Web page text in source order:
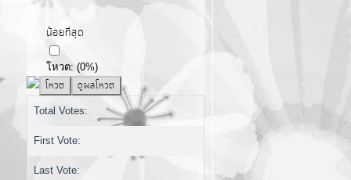
น้อยที่สุด
โหวต: (0%)
Total Votes:
First Vote:
Last Vote: